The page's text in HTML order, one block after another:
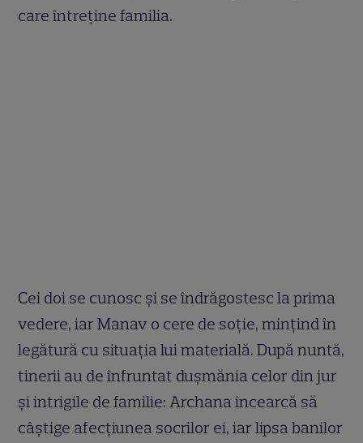
care întreţine familia.
Cei doi se cunosc şi se îndrăgostesc la prima
vedere, iar Manav o cere de soţie, minţind în
legătură cu situaţia lui materială. După nuntă,
tinerii au de înfruntat duşmănia celor din jur
şi intrigile de familie: Archana încearcă să
câştige afecţiunea socrilor ei, iar lipsa banilor